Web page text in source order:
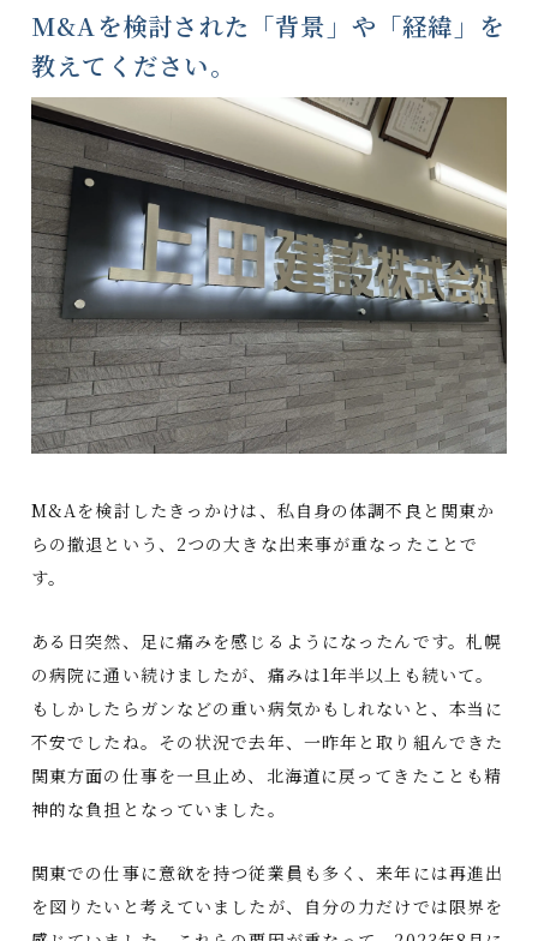
M&Aを検討された「背景」や「経緯」を
教えてください。
M&Aを検討したきっかけは、私自身の体調不良と関東か
らの撤退という、2つの大きな出来事が重なったことで
す。
ある日突然、足に痛みを感じるようになったんです。札幌
の病院に通い続けましたが、痛みは1年半以上も続いて。
もしかしたらガンなどの重い病気かもしれないと、本当に
不安でしたね。その状況で去年、一昨年と取り組んできた
関東方面の仕事を一旦止め、北海道に戻ってきたことも精
神的な負担となっていました。
関東での仕事に意欲を持つ従業員も多く、来年には再進出
を図りたいと考えていましたが、自分の力だけでは限界を